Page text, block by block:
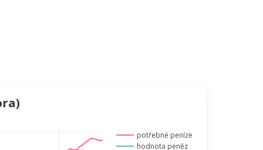
potřebné peníze
hodnota peněz